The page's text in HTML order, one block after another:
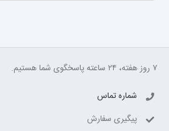
۷ روز هفته، ۲۴ ساعته پاسخگوی شما هستیم.
شماره تماس
پیگیری سفارش